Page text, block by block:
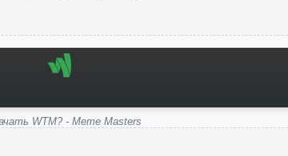
WTM? - Meme Masters